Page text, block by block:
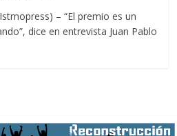
– “El premio es un
dice en entrevista Juan Pablo